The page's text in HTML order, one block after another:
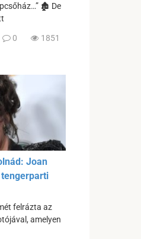
🏚️ De
0 1851
Joan
felrázta az
amelyen